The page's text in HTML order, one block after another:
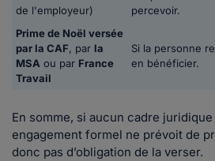
de l'employeur)
percevoir.
Prime de Noël versée
par la CAF, par la
MSA ou par France
Travail
Si la personne
en bénéficier.
En somme, si aucun cadre
engagement formel ne prévoit de
donc pas d’obligation de la verser.